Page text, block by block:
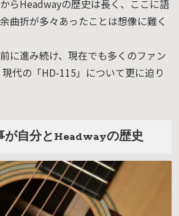
らHeadwayの歴史は長く、ここに語
曲折が多々あったことは想像に難く
に進み続け、現在でも多くのファン
代の「HD-115」について更に迫り
が自分とHeadwayの歴史